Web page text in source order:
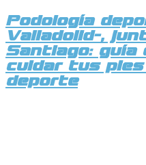
Podología
Valladolid-,
Santiago: guía
cuidar tus pies
deporte